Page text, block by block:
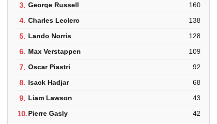
3. George Russell 160
4. Charles Leclerc 138
5. Lando Norris 128
6. Max Verstappen 109
7. Oscar Piastri 92
8. Isack Hadjar 68
9. Liam Lawson 43
10.Pierre Gasly 42